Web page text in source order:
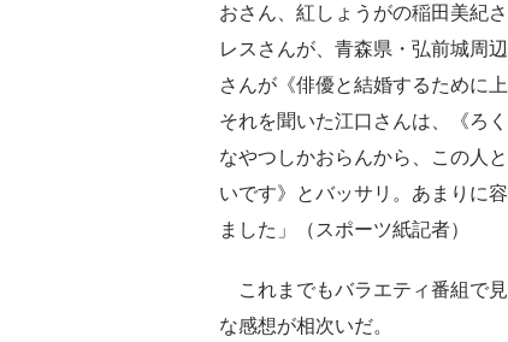
おさん、紅しょうがの稲田美紀
レスさんが、青森県・弘前城周
さんが《俳優と結婚するために
それを聞いた江口さんは、《ろ
なやつしかおらんから、この人
いです》とバッサリ。あまりに
ました」（スポーツ紙記者）
これまでもバラエティ番組で
な感想が相次いだ。